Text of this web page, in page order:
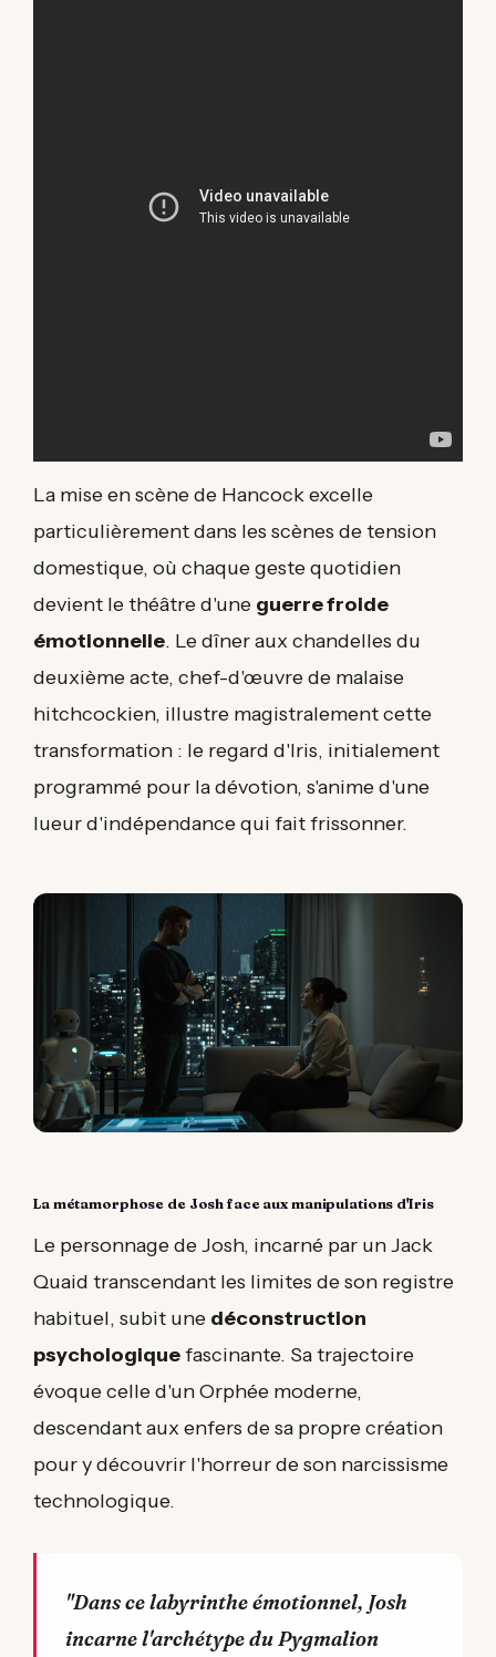
La mise en scène de Hancock excelle
particulièrement dans les scènes de tension
domestique, où chaque geste quotidien
devient le théâtre d'une guerre froide
émotionnelle. Le dîner aux chandelles du
deuxième acte, chef-d'œuvre de malaise
hitchcockien, illustre magistralement cette
transformation : le regard d'Iris, initialement
programmé pour la dévotion, s'anime d'une
lueur d'indépendance qui fait frissonner.
La métamorphose de Josh face aux manipulations d'Iris
Le personnage de Josh, incarné par un Jack
Quaid transcendant les limites de son registre
habituel, subit une déconstruction
psychologiquefascinante. Sa trajectoire
évoque celle d'un Orphée moderne,
descendant aux enfers de sa propre création
pour y découvrir l'horreur de son narcissisme
technologique.
"Dans ce labyrinthe émotionnel, Josh
incarne l'archétype du Pygmalion